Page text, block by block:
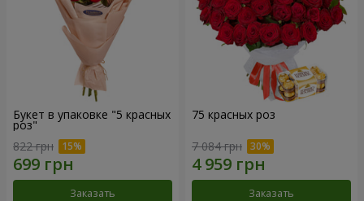
Букет в упаковке "5 красных
роз"
822 грн
Заказать
75 красных роз
7 084 грн
Заказать